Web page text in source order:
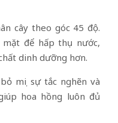
cây theo góc 45 độ.
để hấp thụ nước,
dinh dưỡng hơn.
mọi sự tắc nghẽn và
hoa hồng luôn đủ